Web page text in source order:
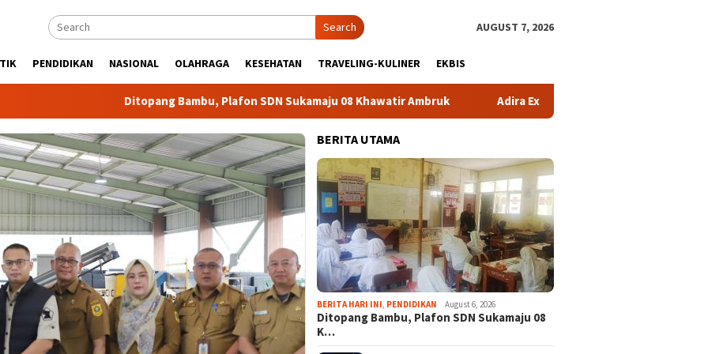
Search AUGUST 7, 2026
PENDIDIKAN NASIONAL OLAHRAGA KESEHATAN TRAVELING-KULINER EKBIS
Ditopang Bambu, Plafon SDN Sukamaju 08 Khawatir Ambruk Adira Expo Merdeka Tawarkan Bunga 1,76
BERITA UTAMA
BERITA HARI INI PENDIDIKAN August 6, 2026
Ditopang Bambu, Plafon SDN Sukamaju 08
K…